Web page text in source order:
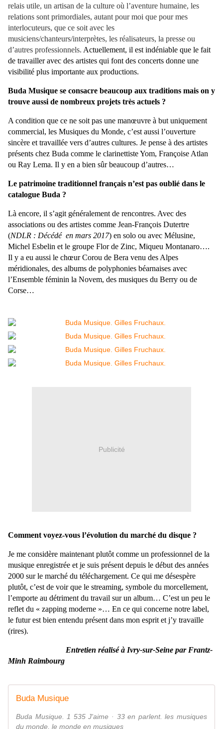
relais utile, un artisan de la culture où l’aventure humaine, les
relations sont primordiales, autant pour moi que pour mes
interlocuteurs, que ce soit avec les
musiciens/chanteurs/interprètes, les réalisateurs, la presse ou
d’autres professionnels. Actuellement, il est indéniable que le fait
de travailler avec des artistes qui font des concerts donne une
visibilité plus importante aux productions.
Buda Musique se consacre beaucoup aux traditions mais on y
trouve aussi de nombreux projets très actuels ?
A condition que ce ne soit pas une manœuvre à but uniquement
commercial, les Musiques du Monde, c’est aussi l’ouverture
sincère et travaillée vers d’autres cultures. Je pense à des artistes
présents chez Buda comme le clarinettiste Yom, Françoise Atlan
ou Ray Lema. Il y en a bien sûr beaucoup d’autres…
Le patrimoine traditionnel français n’est pas oublié dans le
catalogue Buda ?
Là encore, il s’agit généralement de rencontres. Avec des
associations ou des artistes comme Jean-François Dutertre
(NDLR : Décédé en mars 2017) en solo ou avec Mélusine,
Michel Esbelin et le groupe Flor de Zinc, Miqueu Montanaro….
Il y a eu aussi le chœur Corou de Bera venu des Alpes
méridionales, des albums de polyphonies béarnaises avec
l’Ensemble féminin la Novem, des musiques du Berry ou de
Corse…
Publicité
Comment voyez-vous l’évolution du marché du disque ?
Je me considère maintenant plutôt comme un professionnel de la
musique enregistrée et je suis présent depuis le début des années
2000 sur le marché du téléchargement. Ce qui me désespère
plutôt, c’est de voir que le streaming, symbole du morcellement,
l’emporte au détriment du travail sur un album… C’est un peu le
reflet du « zapping moderne »… En ce qui concerne notre label,
le futur est bien entendu présent dans mon esprit et j’y travaille
(rires).
Entretien réalisé à Ivry-sur-Seine par Frantz-
Minh Raimbourg
Buda Musique
Buda Musique. 1 535 J'aime · 33 en parlent. les musiques
du monde, le monde en musiques